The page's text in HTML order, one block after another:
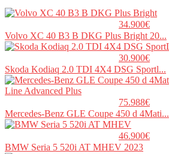
34.900€
Volvo XC 40 B3 B DKG Plus Bright 20...
30.900€
Skoda Kodiaq 2.0 TDI 4X4 DSG Sportl...
75.988€
Mercedes-Benz GLE Coupe 450 d 4Mati...
46.900€
BMW Seria 5 520i AT MHEV 2023